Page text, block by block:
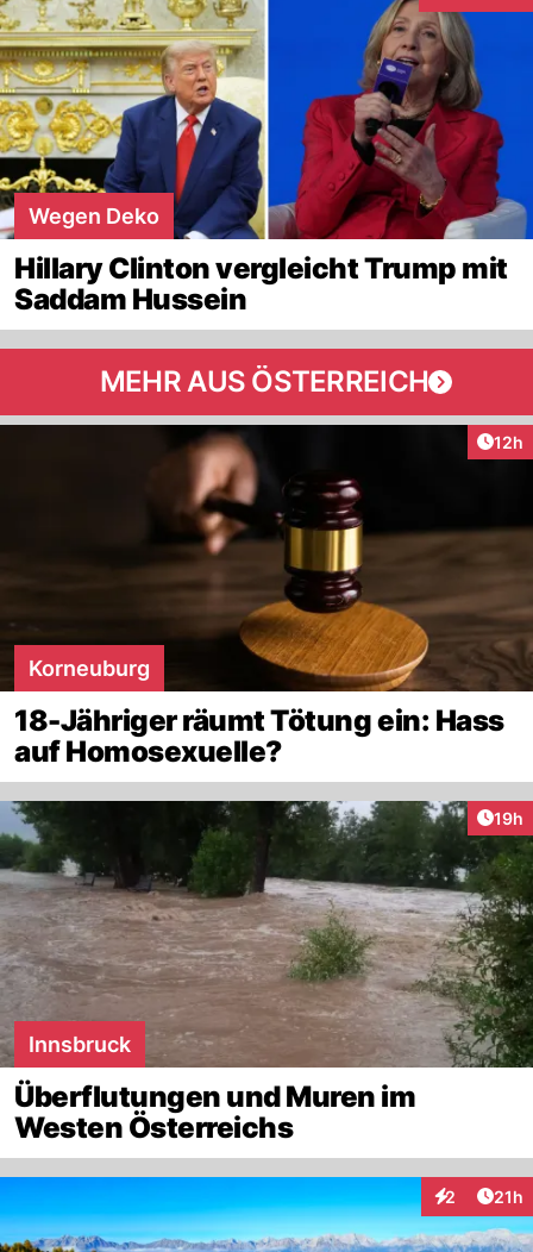
Wegen Deko
Hillary Clinton vergleicht Trump mit
Saddam Hussein
MEHR AUS ÖSTERREICH
12h
Korneuburg
18-Jähriger räumt Tötung ein: Hass
auf Homosexuelle?
19h
Innsbruck
Überflutungen und Muren im
Westen Österreichs
2
Interaktionen
21h